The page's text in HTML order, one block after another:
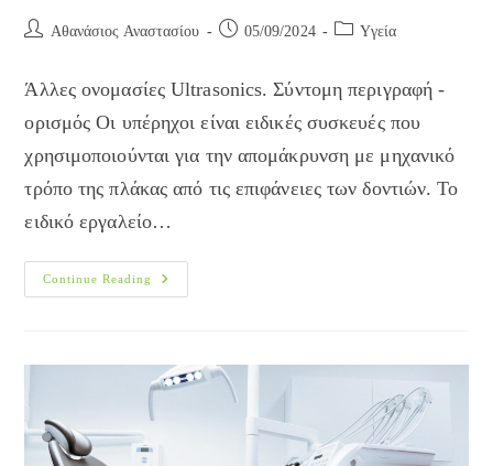
Post Αθανάσιος Αναστασίου
Post05/09/2024
PostYγεία
Άλλες ονομασίες Ultrasonics. Σύντομη περιγραφή -
ορισμός Οι υπέρηχοι είναι ειδικές συσκευές που
χρησιμοποιούνται για την απομάκρυνση με μηχανικό
τρόπο της πλάκας από τις επιφάνειες των δοντιών. Το
ειδικό εργαλείο…
Continue Reading
Υπέρηχοι
Στο